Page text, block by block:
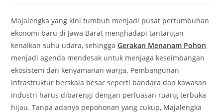
Majalengka yang kini tumbuh menjadi pusat pertumbuhan
ekonomi baru di Jawa Barat menghadapi tantangan
kenaikan suhu udara, sehinggaGerakan Menanam Pohon
menjadi agenda mendesak untuk menjaga keseimbangan
ekosistem dan kenyamanan warga. Pembangunan
infrastruktur berskala besar seperti bandara dan kawasan
industri harus dibarengi dengan perluasan ruang terbuka
hijau. Tanpa adanya pepohonan yang cukup, Majalengka